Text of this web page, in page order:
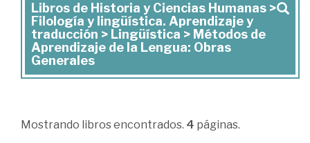
Libros
de
Historia
y
Humanas
Libros de Historia y Ciencias Humanas >
Filología y lingüística. Aprendizaje y
traducción > Lingüística > Métodos de
Aprendizaje de la Lengua: Obras
Generales
Mostrando libros encontrados. 4 páginas.